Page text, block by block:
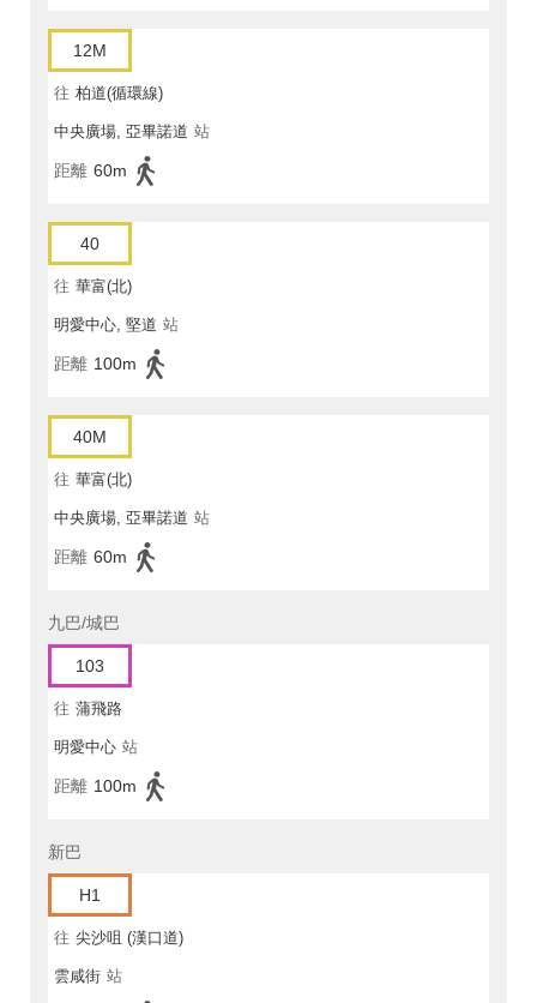
12M
往 柏道(循環線)
中央廣場, 亞畢諾道 站
距離 60m
40
往 華富(北)
明愛中心, 堅道 站
距離 100m
40M
往 華富(北)
中央廣場, 亞畢諾道 站
距離 60m
九巴/城巴
103
往 蒲飛路
明愛中心 站
距離 100m
新巴
H1
往 尖沙咀 (漢口道)
雲咸街 站